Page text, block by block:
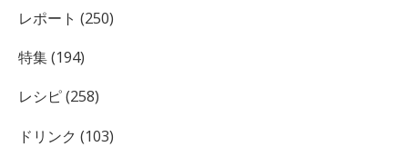
レポート (250)
特集 (194)
レシピ (258)
ドリンク (103)